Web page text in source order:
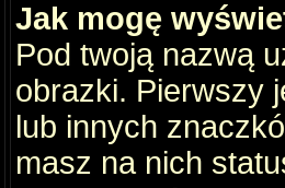
Jak mogę
Pod twoją nazwą
obrazki. Pierwszy
lub innych
masz na nich